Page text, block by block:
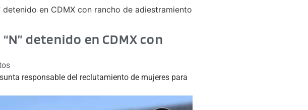
en CDMX con rancho de adiestramiento
detenido en CDMX con
responsable del reclutamiento de mujeres para